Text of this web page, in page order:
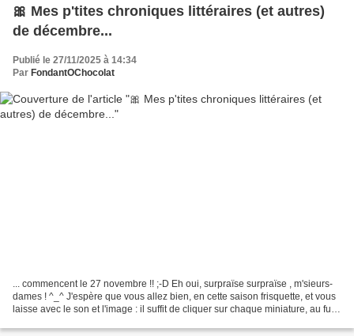
🎀 Mes p'tites chroniques littéraires (et autres)
de décembre...
Publié le 27/11/2025 à 14:34
Par FondantOChocolat
... commencent le 27 novembre !! ;-D Eh oui, surpraïse surpraïse , m'sieurs-
dames ! ^_^ J'espère que vous allez bien, en cette saison frisquette, et vous
laisse avec le son et l'image : il suffit de cliquer sur chaque miniature, au fur